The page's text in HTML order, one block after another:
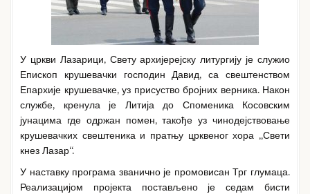
У цркви Лазарици, Свету архијерејску литургију је служио
Епископ крушевачки господин Давид, са свештенством
Епархије крушевачке, уз присуство бројних верника. Након
службе, кренула је Литија до Споменика Косовским
јунацима где одржан помен, такође уз чинодејствовање
крушевачких свештеника и пратњу црквеног хора „Свети
кнез Лазар“.
У наставку програма званично је промовисан Трг глумаца.
Реализацијом пројекта постављено је седам бисти